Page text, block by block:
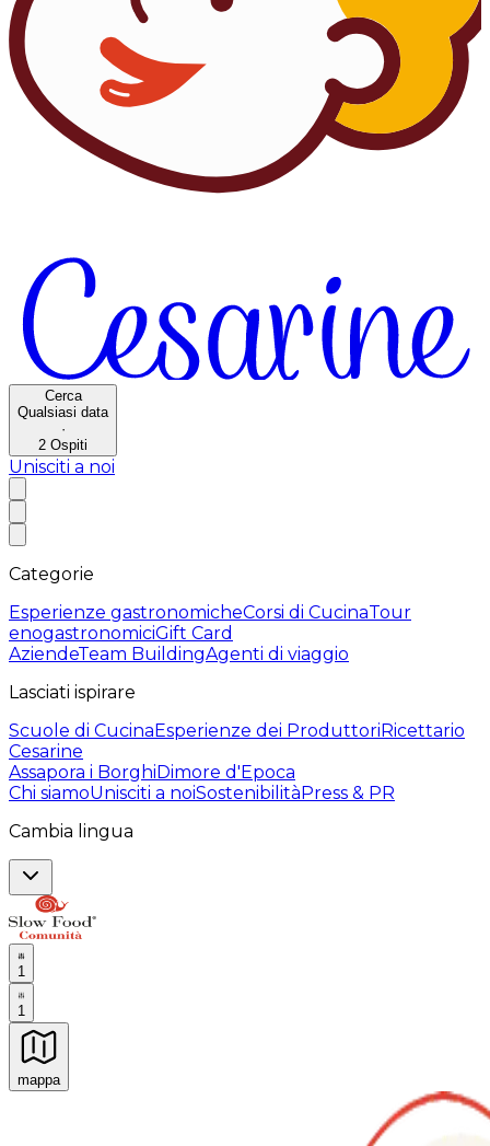
Cerca
Qualsiasi data
·
2 Ospiti
Unisciti a noi
Categorie
Esperienze gastronomicheCorsi di CucinaTour
enogastronomiciGift Card
AziendeTeam BuildingAgenti di viaggio
Lasciati ispirare
Scuole di CucinaEsperienze dei ProduttoriRicettario
Cesarine
Assapora i BorghiDimore d'Epoca
Chi siamoUnisciti a noiSostenibilitàPress & PR
Cambia lingua
1
1
mappa
Esperienze culinarie indimenticabili: Esperienze